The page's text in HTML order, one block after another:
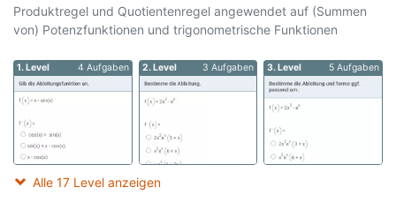
Produktregel und Quotientenregel angewendet auf (Summen
von) Potenzfunktionen und trigonometrische Funktionen
1. Level 4 Aufgaben 2. Level 3 Aufgaben 3. Level 5 Aufgaben
Alle 17 Level anzeigen